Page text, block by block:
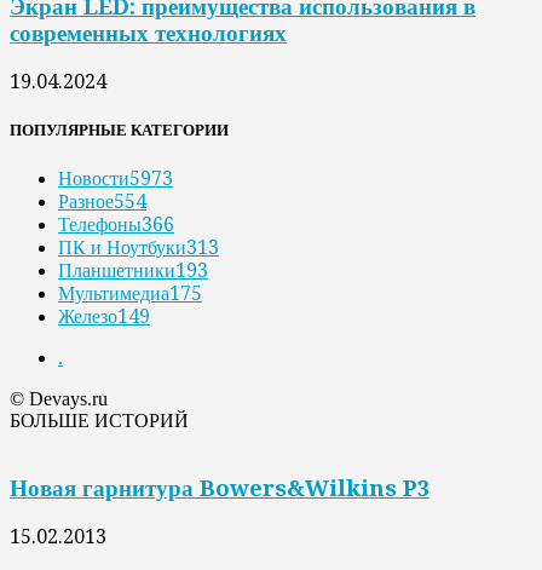
Экран LED: преимущества использования в
современных технологиях
19.04.2024
ПОПУЛЯРНЫЕ КАТЕГОРИИ
Новости5973
Разное554
Телефоны366
ПК и Ноутбуки313
Планшетники193
Мультимедиа175
Железо149
.
© Devays.ru
БОЛЬШЕ ИСТОРИЙ
Новая гарнитура Bowers&Wilkins P3
15.02.2013